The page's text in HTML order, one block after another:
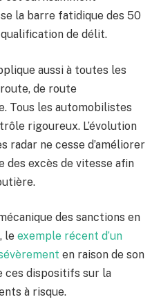
la barre fatidique des 50
de délit.
aussi à toutes les
de route
Tous les automobilistes
rigoureux. L’évolution
radar ne cesse d’améliorer
excès de vitesse afin
des sanctions en
le exemple récent d’un
en raison de son
ces dispositifs sur la
à risque.